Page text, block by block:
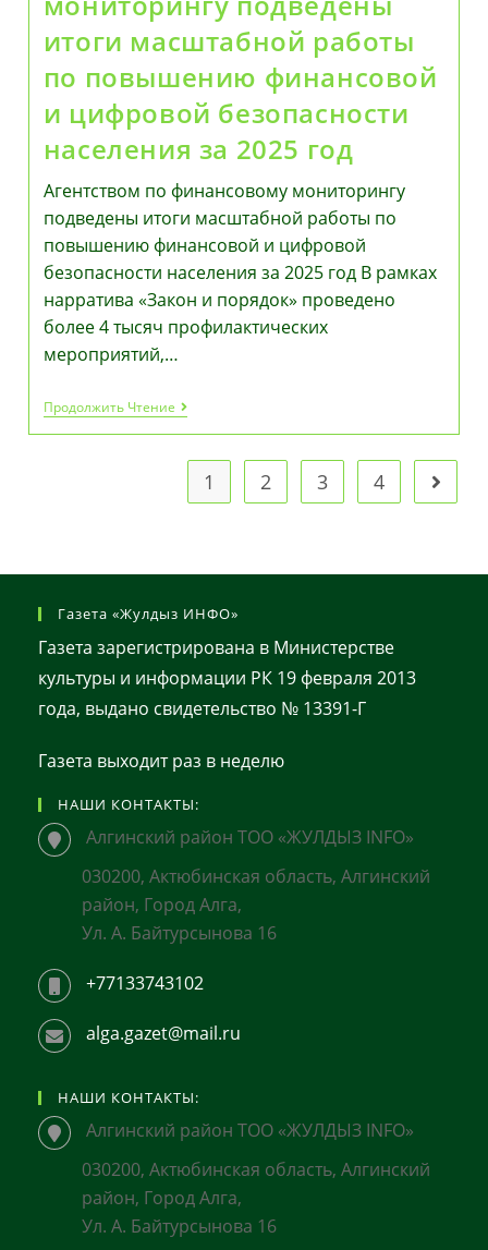
итоги масштабной работы
по повышению финансовой
и цифровой безопасности
населения за 2025 год
Агентством по финансовому мониторингу
подведены итоги масштабной работы по
повышению финансовой и цифровой
безопасности населения за 2025 год В рамках
нарратива «Закон и порядок» проведено
более 4 тысяч профилактических
мероприятий,…
Продолжить ЧтениеАгентством
По
Финансовому
Мониторингу
Подведены
Итоги
Финансовой
Цифровой
Населения
2025
Год
1 2 3 4
Газета «Жулдыз ИНФО»
Газета зарегистрирована в Министерстве
культуры и информации РК 19 февраля 2013
года, выдано свидетельство № 13391-Г
Газета выходит раз в неделю
НАШИ КОНТАКТЫ:
Алгинский район ТОО «ЖУЛДЫЗ INFO»
030200, Актюбинская область, Алгинский
район, Город Алга,
Ул. А. Байтурсынова 16
+77133743102
alga.gazet@mail.ru
НАШИ КОНТАКТЫ:
Алгинский район ТОО «ЖУЛДЫЗ INFO»
030200, Актюбинская область, Алгинский
район, Город Алга,
Ул. А. Байтурсынова 16